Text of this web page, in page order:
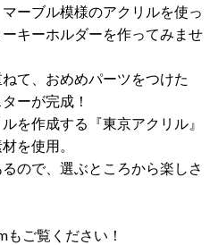
ーブル模様のアクリルを使っ
キーホルダーを作ってみませ
て、おめめパーツをつけた
ーが完成！
を作成する『東京アクリル』
を使用。
ので、選ぶところから楽しさ
ご覧ください！